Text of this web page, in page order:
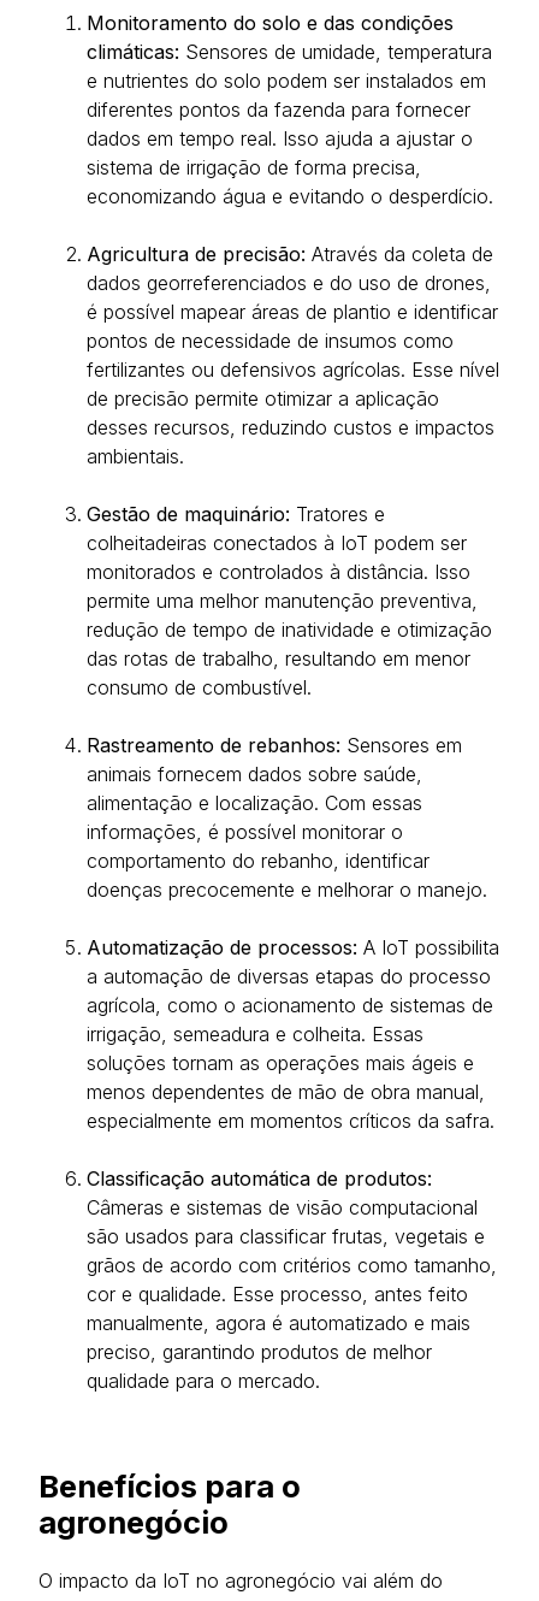
Monitoramento do solo e das condições
climáticas: Sensores de umidade, temperatura
e nutrientes do solo podem ser instalados em
diferentes pontos da fazenda para fornecer
dados em tempo real. Isso ajuda a ajustar o
sistema de irrigação de forma precisa,
economizando água e evitando o desperdício.
Agricultura de precisão: Através da coleta de
dados georreferenciados e do uso de drones,
é possível mapear áreas de plantio e identificar
pontos de necessidade de insumos como
fertilizantes ou defensivos agrícolas. Esse nível
de precisão permite otimizar a aplicação
desses recursos, reduzindo custos e impactos
ambientais.
Gestão de maquinário: Tratores e
colheitadeiras conectados à IoT podem ser
monitorados e controlados à distância. Isso
permite uma melhor manutenção preventiva,
redução de tempo de inatividade e otimização
das rotas de trabalho, resultando em menor
consumo de combustível.
Rastreamento de rebanhos: Sensores em
animais fornecem dados sobre saúde,
alimentação e localização. Com essas
informações, é possível monitorar o
comportamento do rebanho, identificar
doenças precocemente e melhorar o manejo.
Automatização de processos: A IoT possibilita
a automação de diversas etapas do processo
agrícola, como o acionamento de sistemas de
irrigação, semeadura e colheita. Essas
soluções tornam as operações mais ágeis e
menos dependentes de mão de obra manual,
especialmente em momentos críticos da safra.
Classificação automática de produtos:
Câmeras e sistemas de visão computacional
são usados para classificar frutas, vegetais e
grãos de acordo com critérios como tamanho,
cor e qualidade. Esse processo, antes feito
manualmente, agora é automatizado e mais
preciso, garantindo produtos de melhor
qualidade para o mercado.
Benefícios para o
agronegócio
O impacto da IoT no agronegócio vai além do